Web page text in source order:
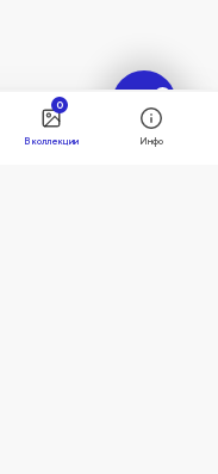
В коллекции
0
Инфо